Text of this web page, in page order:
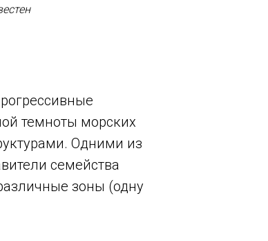
темноты морских
Одними из
семейства
зоны (одну